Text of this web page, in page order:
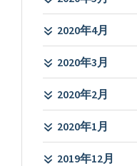
2020年4月
2020年3月
2020年2月
2020年1月
2019年12月